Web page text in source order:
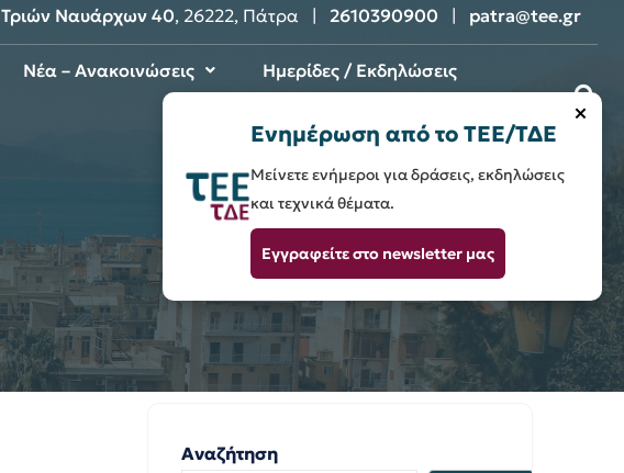
Τριών Ναυάρχων 40, 26222, Πάτρα | 2610390900 | patra@tee.gr
Νέα – Ανακοινώσεις Ημερίδες / Εκδηλώσεις
Επικοινωνία
Αναζήτηση
×
Ενημέρωση από το ΤΕΕ/ΤΔΕ
Μείνετε ενήμεροι για δράσεις, εκδηλώσεις
και τεχνικά θέματα.
Εγγραφείτε στο newsletter μας